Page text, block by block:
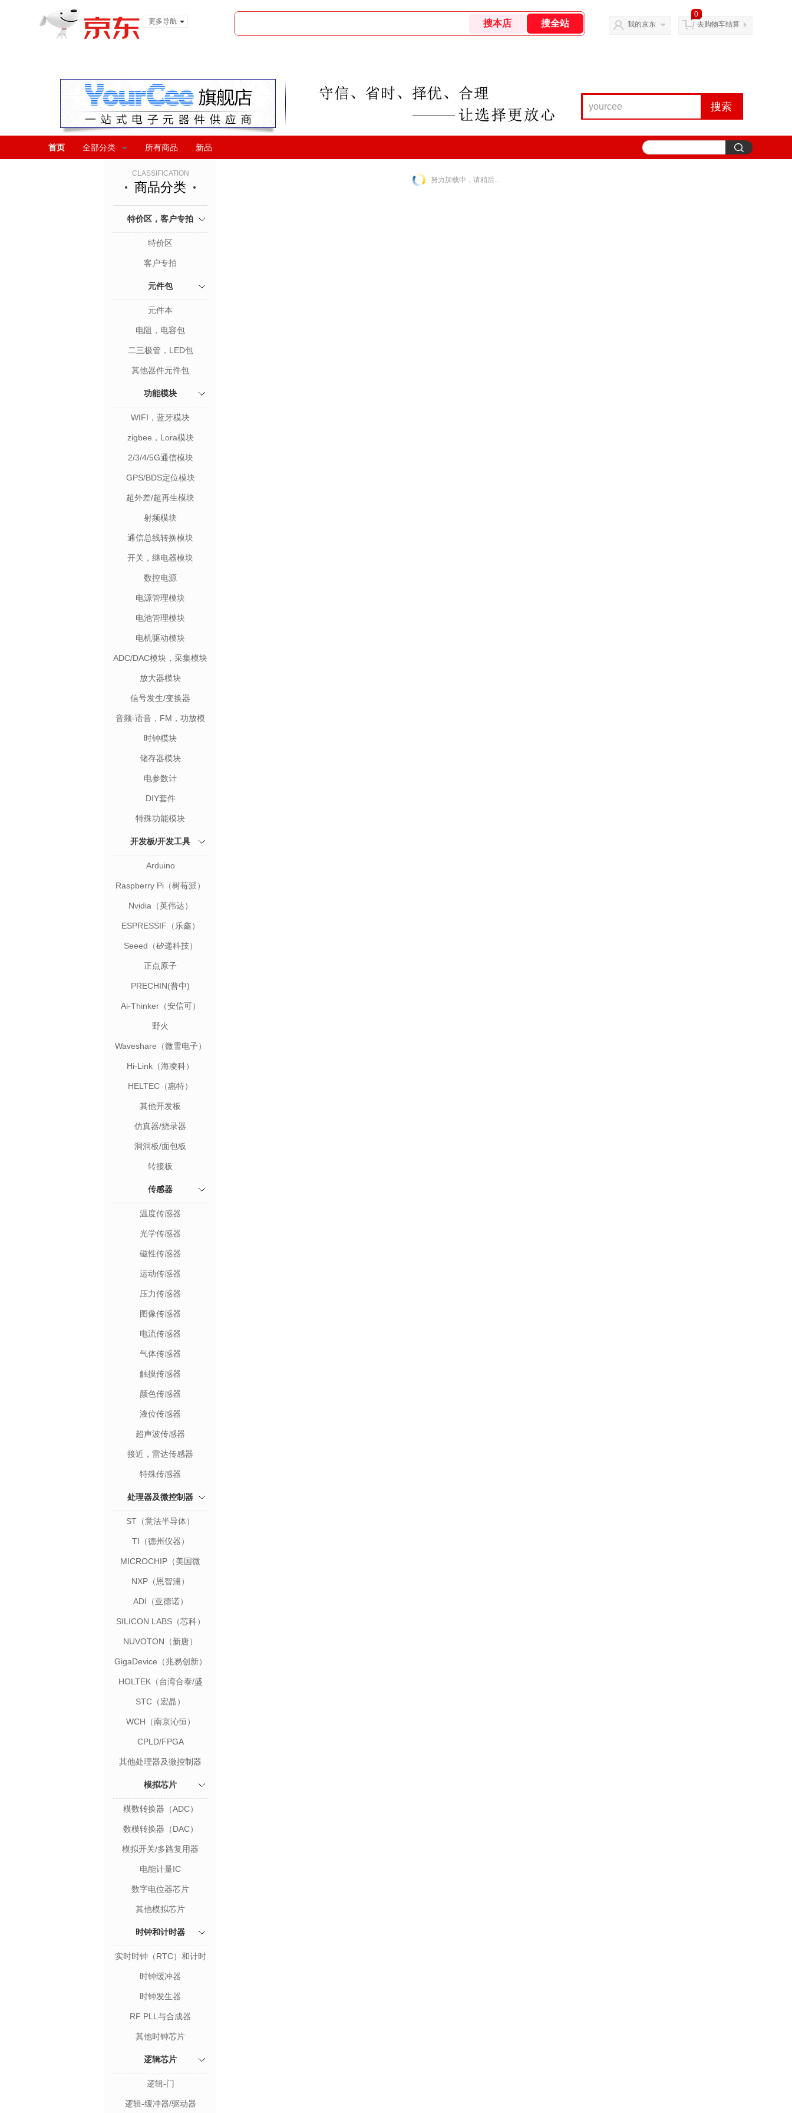
更多导航
我的京东
0
去购物车结算
搜索
首页 全部分类 所有商品 新品
CLASSIFICATION
商品分类
特价区，客户专拍
特价区
客户专拍
元件包
元件本
电阻，电容包
二三极管，LED包
其他器件元件包
功能模块
WIFI，蓝牙模块
zigbee，Lora模块
2/3/4/5G通信模块
GPS/BDS定位模块
超外差/超再生模块
射频模块
通信总线转换模块
开关，继电器模块
数控电源
电源管理模块
电池管理模块
电机驱动模块
ADC/DAC模块，采集模块
放大器模块
信号发生/变换器
音频-语音，FM，功放模
块
时钟模块
储存器模块
电参数计
DIY套件
特殊功能模块
开发板/开发工具
Arduino
Raspberry Pi（树莓派）
Nvidia（英伟达）
ESPRESSIF（乐鑫）
Seeed（矽递科技）
正点原子
PRECHIN(普中)
Ai-Thinker（安信可）
野火
Waveshare（微雪电子）
Hi-Link（海凌科）
HELTEC（惠特）
其他开发板
仿真器/烧录器
洞洞板/面包板
转接板
传感器
温度传感器
光学传感器
磁性传感器
运动传感器
压力传感器
图像传感器
电流传感器
气体传感器
触摸传感器
颜色传感器
液位传感器
超声波传感器
接近，雷达传感器
特殊传感器
处理器及微控制器
ST（意法半导体）
TI（德州仪器）
MICROCHIP（美国微
NXP（恩智浦）
ADI（亚德诺）
SILICON LABS（芯科）
NUVOTON（新唐）
GigaDevice（兆易创新）
HOLTEK（台湾合泰/盛
群）
STC（宏晶）
WCH（南京沁恒）
CPLD/FPGA
其他处理器及微控制器
模拟芯片
模数转换器（ADC）
数模转换器（DAC）
模拟开关/多路复用器
电能计量IC
数字电位器芯片
其他模拟芯片
时钟和计时器
实时时钟（RTC）和计时
器
时钟缓冲器
时钟发生器
RF PLL与合成器
其他时钟芯片
逻辑芯片
逻辑-门
逻辑-缓冲器/驱动器
努力加载中，请稍后...